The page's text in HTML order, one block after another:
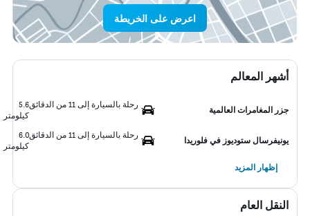
اعرض على الخريطة
أشهر المعالم
جزر المغامرات العالمية
رحلة بالسيارة إلى 11 من الدقائق
5.6
كيلومتر
يونيفرسال ستوديوز في فلوريدا
رحلة بالسيارة إلى 11 من الدقائق
6.0
كيلومتر
إظهار المزيد
النقل العام